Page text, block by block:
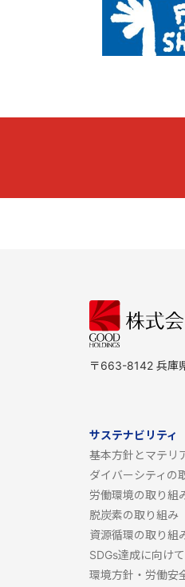
〒663-8142 兵庫
サステナビリティ
基本方針とマテリ
ダイバーシティの
労働環境の取り組
脱炭素の取り組み
資源循環の取り組
SDGs達成に向けて
環境方針・労働安